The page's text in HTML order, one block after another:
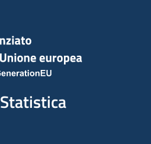
Statistica